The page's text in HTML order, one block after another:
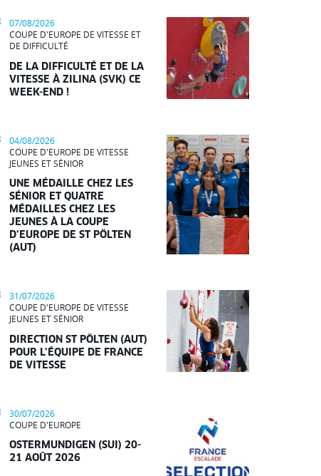
07/08/2026
COUPE D'EUROPE DE VITESSE ET
DE DIFFICULTÉ
DE LA DIFFICULTÉ ET DE LA
VITESSE À ZILINA (SVK) CE
WEEK-END !
04/08/2026
COUPE D'EUROPE DE VITESSE
JEUNES ET SÉNIOR
UNE MÉDAILLE CHEZ LES
SÉNIOR ET QUATRE
MÉDAILLES CHEZ LES
JEUNES À LA COUPE
D’EUROPE DE ST PÖLTEN
(AUT)
31/07/2026
COUPE D'EUROPE DE VITESSE
JEUNES ET SÉNIOR
DIRECTION ST PÖLTEN (AUT)
POUR L’ÉQUIPE DE FRANCE
DE VITESSE
30/07/2026
COUPE D'EUROPE
OSTERMUNDIGEN (SUI) 20-
21 AOÛT 2026